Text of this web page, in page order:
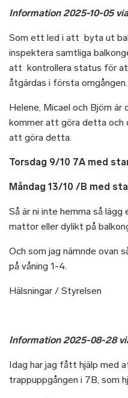
Information 2025-10-05
Som ett led i att byta ut
inspektera samtliga
att kontrollera status för
åtgärdas i första omgången.
Helene, Micael och Björn
kommer att göra detta
att göra detta.
Torsdag 9/10 7A med
Måndag 13/10 /B med
Så är ni inte hemma så lägg
mattor eller dylikt på
Och som jag nämnde ovan
på våning 1-4.
Hälsningar / Styrelsen
Information 2025-08-28
Idag har jag fått hjälp med
trappuppgången i 7B, som